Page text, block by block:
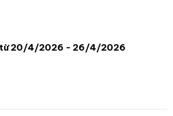
từ 20/4/2026 - 26/4/2026